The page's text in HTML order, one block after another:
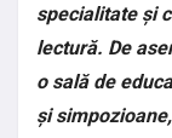
specialitate și
lectură. De
o sală de
și